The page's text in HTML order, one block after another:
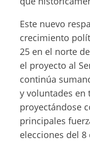
Este nuevo
crecimiento
25 en el norte
el proyecto al
continúa
y voluntades en
proyectándose
principales
elecciones del 8